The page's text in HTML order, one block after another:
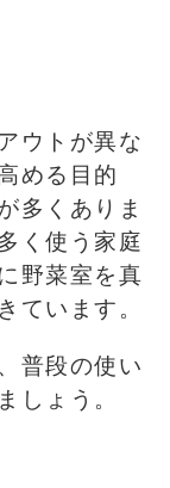
ウトが異な
める目的
多くありま
く使う家庭
野菜室を真
ています。
普段の使い
しょう。